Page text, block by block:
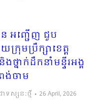
អញ្ជើញ ជួប
មប្រឹក្សាខេត្ត
នាក់ដឹកនាំមន្ទីរអង្គ
ង់ចាម
ាទស្សនៈថ្មី 26 April, 2026